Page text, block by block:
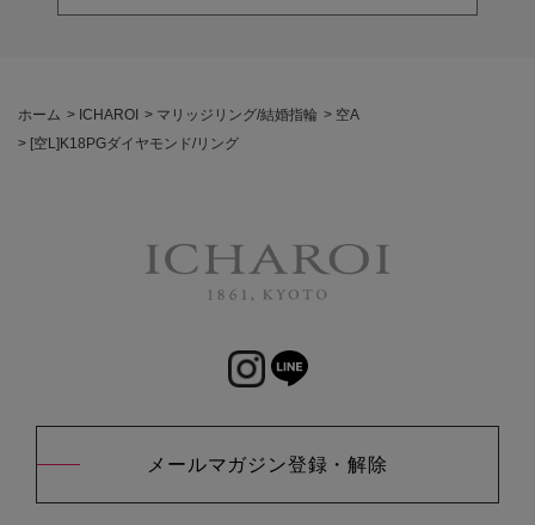
ホーム > ICHAROI > マリッジリング/結婚指輪 > 空A
> [空L]K18PGダイヤモンド/リング
メールマガジン登録・解除